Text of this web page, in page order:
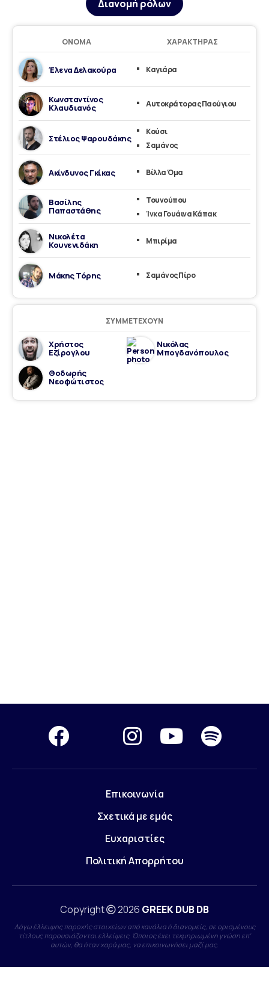
Διανομή ρόλων
ΌΝΟΜΑ ΧΑΡΑΚΤΉΡΑΣ
Έλενα Δελακούρα Καγιάρα
Κωνσταντίνος
Κλαυδιανός Αυτοκράτορας Παούγιου
Στέλιος Ψαρουδάκης
Κούσι
Σαμάνος
Ακίνδυνος Γκίκας Βίλλα Όμα
Βασίλης
Παπαστάθης
Τουνούπου
Ίνκα Γουάινα Κάπακ
Νικολέτα
Κουνενιδάκη Μπιρίμα
Μάκης Τόρης Σαμάνος Πίρο
ΣΥΜΜΕΤΈΧΟΥΝ
Χρήστος
Εζίρογλου
Θοδωρής
Νεοφώτιστος
Νικόλας
Μπογδανόπουλος
Επικοινωνία
Σχετικά με εμάς
Ευχαριστίες
Πολιτική Απορρήτου
Copyright 2026 GREEK DUB DB
Λόγω έλλειψης παροχής στοιχείων από κανάλια ή διανομείς, σε ορισμένους
τίτλους παρουσιάζονται ελλείψεις. Όποιος έχει τεκμηριωμένη γνώση επ'
αυτών, θα ήταν χαρά μας, να επικοινωνήσει μαζί μας.